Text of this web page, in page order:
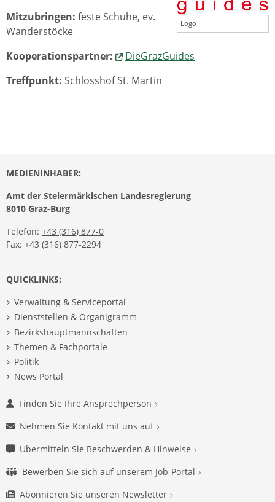
Logo
Mitzubringen: feste Schuhe, ev.
Wanderstöcke
Kooperationspartner:
DieGrazGuides
Treffpunkt: Schlosshof St. Martin
MEDIENINHABER:
Amt der Steiermärkischen Landesregierung
8010 Graz-Burg
Telefon: +43 (316) 877-0
Fax: +43 (316) 877-2294
QUICKLINKS:
Verwaltung & Serviceportal
Dienststellen & Organigramm
Bezirkshauptmannschaften
Themen & Fachportale
Politik
News Portal
Finden Sie Ihre Ansprechperson
Nehmen Sie Kontakt mit uns auf
Übermitteln Sie Beschwerden & Hinweise
Bewerben Sie sich auf unserem Job-Portal
Abonnieren Sie unseren Newsletter